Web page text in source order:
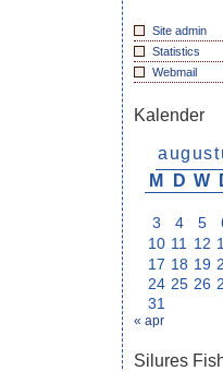
Site admin
Statistics
Webmail
Kalender
M
D W
3
4 5
10 11 12
17 18 19
24 25 26
31
« apr
Silures